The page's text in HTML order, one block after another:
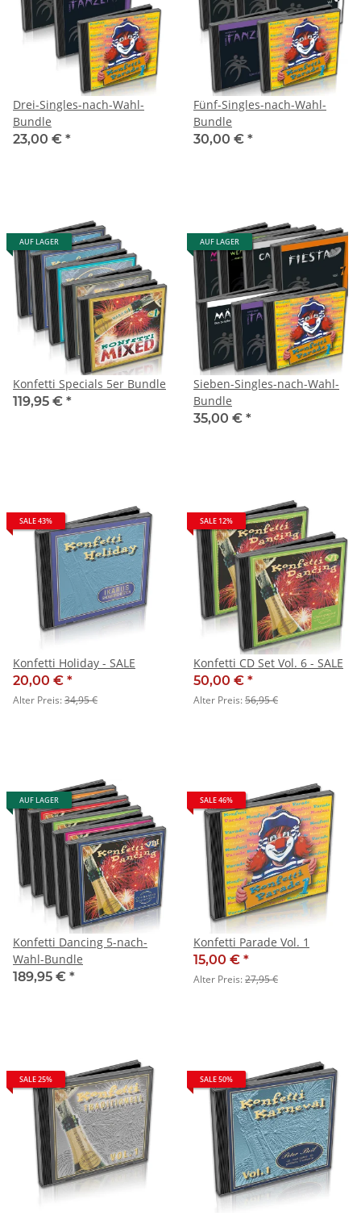
Drei-Singles-nach-Wahl-
Bundle
23,00 € *
Fünf-Singles-nach-Wahl-
Bundle
30,00 € *
AUF LAGER
Konfetti Specials 5er Bundle
119,95 € *
AUF LAGER
Sieben-Singles-nach-Wahl-
Bundle
35,00 € *
SALE 43%
Konfetti Holiday - SALE
20,00 € *
Alter Preis:34,95 €
SALE 12%
Konfetti CD Set Vol. 6 - SALE
50,00 € *
Alter Preis:56,95 €
AUF LAGER
Konfetti Dancing 5-nach-
Wahl-Bundle
189,95 € *
SALE 46%
Konfetti Parade Vol. 1
15,00 € *
Alter Preis:27,95 €
SALE 25% SALE 50%